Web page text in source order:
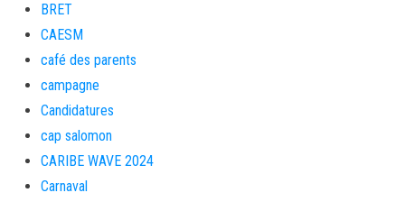
BRET
CAESM
café des parents
campagne
Candidatures
cap salomon
CARIBE WAVE 2024
Carnaval